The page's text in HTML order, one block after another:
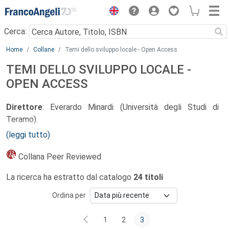
Menu
Cerca:
Main content
Home Collane Temi dello sviluppo locale - Open Access
TEMI DELLO SVILUPPO LOCALE -
OPEN ACCESS
Direttore: Everardo Minardi (Università degli Studi di
Teramo).
Bologna); Fabrizio Antolini (Università di Teramo); Alfredo
di Teramo); Saša Božic (Università di Zara); Davide Carbonai
(Universidade Federal do Rio Grande do Sul); Emilio Chiodo
(Università di Teramo); Folco Cimagalli (Lumsa, Roma);
Roberto Cipriani (Università di RomaTre); Emilio Cocco
(leggi tutto)
Collana Peer Reviewed
La ricerca ha estratto dal catalogo 24 titoli
Ordina per
1 2 3